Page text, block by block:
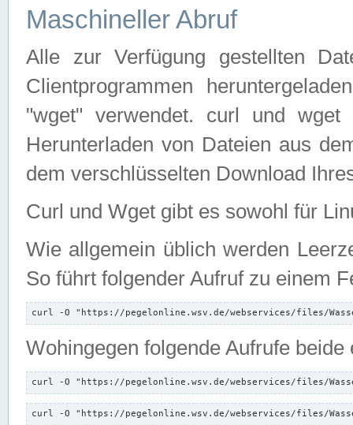
Maschineller Abruf
Alle zur Verfügung gestellten
Clientprogrammen
"wget" verwendet. curl und wget
Herunterladen von Dateien aus
dem verschlüsselten Download
Curl und Wget gibt es sowohl für
Wie allgemein üblich werden
So führt folgender Aufruf zu einem
curl -O "https://pegelonline.wsv.de/webservices/files/
Wohingegen folgende Aufrufe beide
curl -O "https://pegelonline.wsv.de/webservices/files/
curl -O "https://pegelonline.wsv.de/webservices/files/